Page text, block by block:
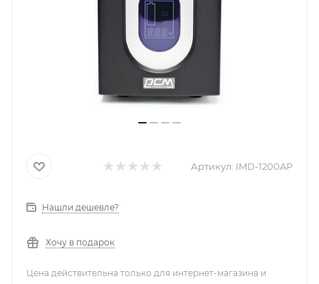
Артикул: IMD-1200AP
Нашли дешевле?
Хочу в подарок
Цена действительна только для интернет-магазина и